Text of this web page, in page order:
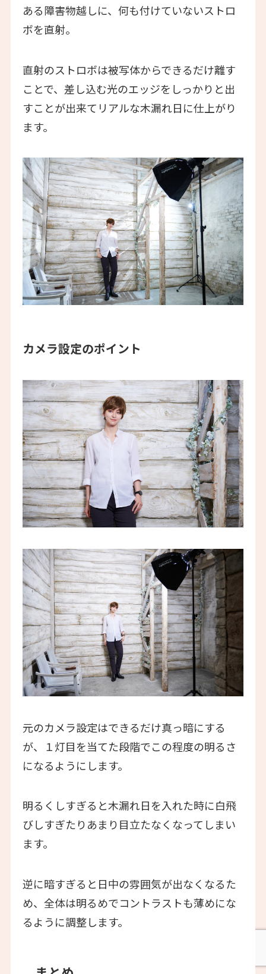
ある障害物越しに、何も付けていないストロ
ボを直射。
直射のストロボは被写体からできるだけ離す
ことで、差し込む光のエッジをしっかりと出
すことが出来てリアルな木漏れ日に仕上がり
ます。
カメラ設定のポイント
元のカメラ設定はできるだけ真っ暗にする
が、１灯目を当てた段階でこの程度の明るさ
になるようにします。
明るくしすぎると木漏れ日を入れた時に白飛
びしすぎたりあまり目立たなくなってしまい
ます。
逆に暗すぎると日中の雰囲気が出なくなるた
め、全体は明るめでコントラストも薄めにな
るように調整します。